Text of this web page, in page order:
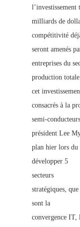
milliards de
compétitivité
seront amenés
entreprises du
production
cet
consacrés à la
semi-
président Lee
plan hier lors
développer 5
secteurs
stratégiques, que
sont la
convergence IT,